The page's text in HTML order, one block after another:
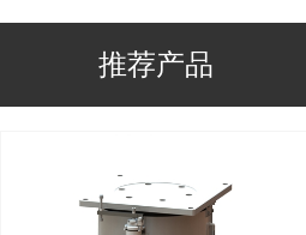
推荐产品